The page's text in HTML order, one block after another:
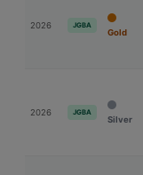
2026 JGBA
Gold
2026 JGBA
Silver